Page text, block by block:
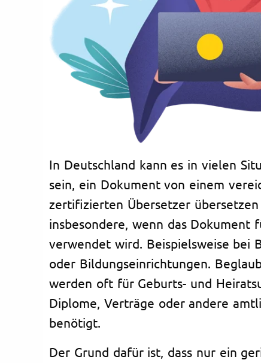
In Deutschland kann es in vielen
sein, ein Dokument von einem
zertifizierten Übersetzer
insbesondere, wenn das Dokument
verwendet wird. Beispielsweise bei
oder Bildungseinrichtungen.
werden oft für Geburts- und
Diplome, Verträge oder andere
benötigt.
Der Grund dafür ist, dass nur ein